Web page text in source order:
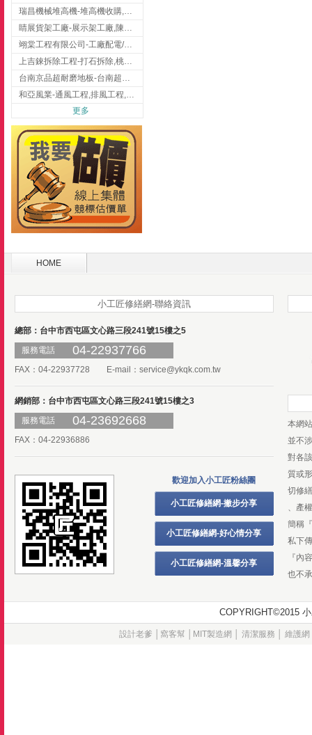
瑞昌機械堆高機-堆高機收購,新北市堆高機,桃園堆高機
睛展貨架工廠-展示架工廠,陳列架,台中展示架工廠
翊棠工程有限公司-工廠配電/高雄消防機電公司
上吉錸拆除工程-打石拆除,桃園打石拆除,桃園拆除工程
台南京品超耐磨地板-台南超耐磨地板
和亞風業-通風工程,排風工程,彰化通風工程,彰化排風工程
更多
HOME
小工匠修繕網-聯絡資訊
總部：台中市西屯區文心路三段241號15樓之5
服務電話
04-22937766
FAX：04-22937728 E-mail： service@ykqk.com.tw
網銷部：台中市西屯區文心路三段241號15樓之3
服務電話
04-23692668
FAX：04-22936886
歡迎加入小工匠粉絲團
小工匠修繕網-撇步分享
小工匠修繕網-好心情分享
小工匠修繕網-溫馨分享
本網
並不
對各
質或
切修
、產
簡稱
私下
『內
也不
設計老爹 窩客幫│ MIT製造網 清潔服務 維護網